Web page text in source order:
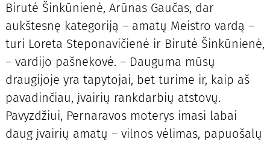
Birutė Šinkūnienė, Arūnas Gaučas, dar
aukštesnę kategoriją – amatų Meistro vardą –
turi Loreta Steponavičienė ir Birutė Šinkūnienė,
– vardijo pašnekovė. – Dauguma mūsų
draugijoje yra tapytojai, bet turime ir, kaip aš
pavadinčiau, įvairių rankdarbių atstovų.
Pavyzdžiui, Pernaravos moterys imasi labai
daug įvairių amatų – vilnos vėlimas, papuošalų